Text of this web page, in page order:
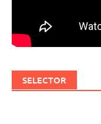
SELECTOR